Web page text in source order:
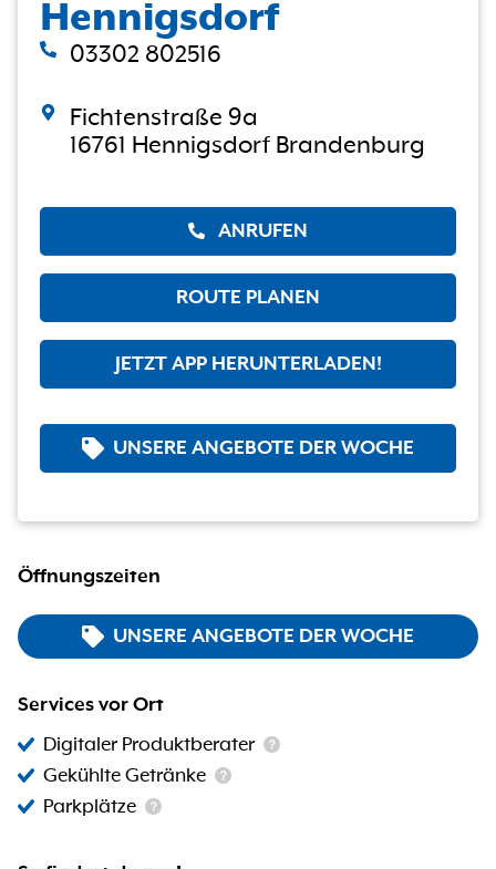
Hennigsdorf
03302 802516
Fichtenstraße 9a
16761 Hennigsdorf Brandenburg
ANRUFEN
ROUTE PLANEN
JETZT APP HERUNTERLADEN!
UNSERE ANGEBOTE DER WOCHE
Öffnungszeiten
UNSERE ANGEBOTE DER WOCHE
Services vor Ort
Digitaler Produktberater
Gekühlte Getränke
Parkplätze